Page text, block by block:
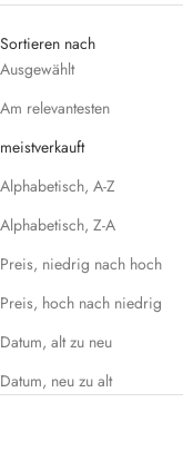
Sortieren nach
Ausgewählt
Am relevantesten
meistverkauft
Alphabetisch, A-Z
Alphabetisch, Z-A
Preis, niedrig nach hoch
Preis, hoch nach niedrig
Datum, alt zu neu
Datum, neu zu alt